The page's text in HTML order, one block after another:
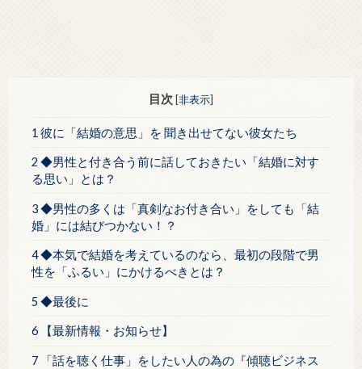
目次 [非表示]
1 彼に「結婚の意思」を 聞き出せてない彼女たち
2 ◆男性と付き合う前に話しておきたい「結婚に対す
る思い」とは？
3 ◆男性の多くは「真剣なお付き合い」をしても「結
婚」には結びつかない！？
4 ◆本気で結婚を考えているのなら、最初の段階で男
性を「ふるい」にかけるべきとは？
5 ◆最後に
6 【最新情報・お知らせ】
7 「話を聴く仕事」をしたい人の為の『傾聴ビジネス